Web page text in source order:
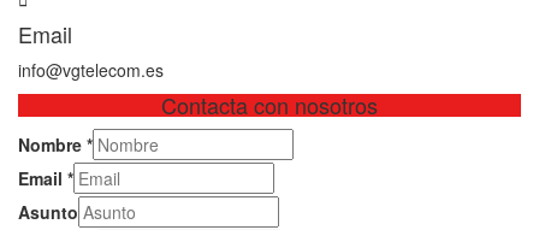
Email
info@vgtelecom.es
Contacta con nosotros
Nombre *
Email *
Asunto